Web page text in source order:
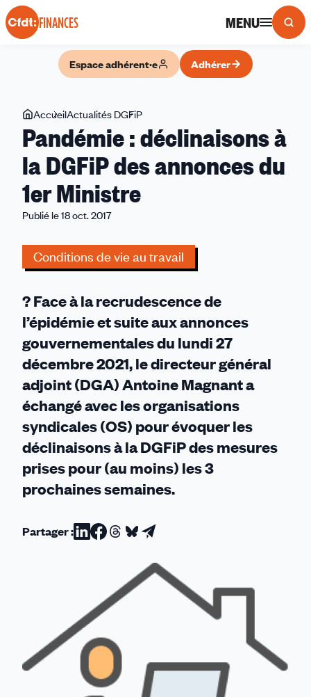
Panneau de gestion des cookies
FINANCES MENU
Espace adhérent·e Adhérer
Vous
êtes
ici
AccueilActualités DGFiP
:
à
du
1er
Pandémie : déclinaisons à
la DGFiP des annonces du
1er Ministre
Publié le 18 oct. 2017
Conditions de vie au travail
? Face à la recrudescence de
l’épidémie et suite aux annonces
gouvernementales du lundi 27
décembre 2021, le directeur général
adjoint (DGA) Antoine Magnant a
échangé avec les organisations
syndicales (OS) pour évoquer les
déclinaisons à la DGFiP des mesures
prises pour (au moins) les 3
prochaines semaines.
Partager :Partager
Linkedin
Partager
Facebook
Partager
Threads
Partager
Bluesky
Partager
par
email